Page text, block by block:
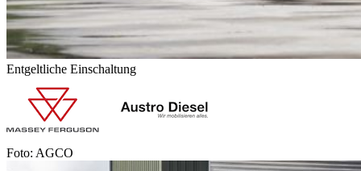
Entgeltliche Einschaltung
Foto: AGCO